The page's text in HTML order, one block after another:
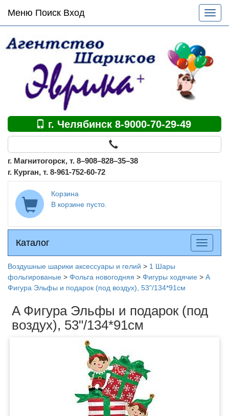
Основное
меню
по
Меню Поиск Вход
меню
г. Челябинск 8-9000-70-29-49
г. Магнитогорск, т. 8–908–828–35–38
г. Курган, т. 8-961-752-60-72
Корзина
В корзине пусто.
Каталог
Каталог
меню
Воздушные шарики аксессуары и гелий > 1 Шары
фольгированые > Фольга новогодняя > Фигуры ходячие > A
Фигура Эльфы и подарок (под воздух), 53"/134*91см
A Фигура Эльфы и подарок (под
воздух), 53"/134*91см